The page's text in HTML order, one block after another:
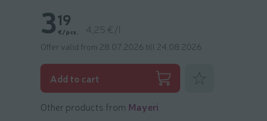
319
€/pcs. 4,25 €/l
Offer valid from 28.07.2026 till 24.08.2026
Add to cart
Other products from Mayeri